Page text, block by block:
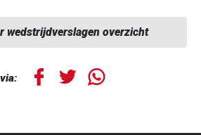
wedstrijdverslagen overzicht